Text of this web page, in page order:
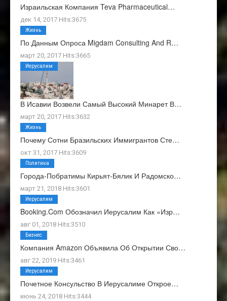
Израильская Компания Teva Pharmaceutical…
дек 14, 2017 Hits:3675
По Данным Опроса Migdam Consulting And R…
март 20, 2017 Hits:3665
Жизнь
В Исавии Возвели Самый Высокий Минарет В…
март 20, 2017 Hits:3632
Иерусалим
Почему Сотни Бразильских Иммигрантов Сте…
окт 31, 2017 Hits:3609
Жизнь
Города-Побратимы Кирьят-Бялик И Радомско…
март 21, 2018 Hits:3601
Политика
Booking.com Обозначил Иерусалим Как «изр…
авг 01, 2018 Hits:3510
Иерусалим
Компания Amazon Объявила Об Открытии Сво…
авг 22, 2019 Hits:3461
Бизнес
Почетное Консульство В Иерусалиме Открое…
июнь 24, 2018 Hits:3444
Иерусалим